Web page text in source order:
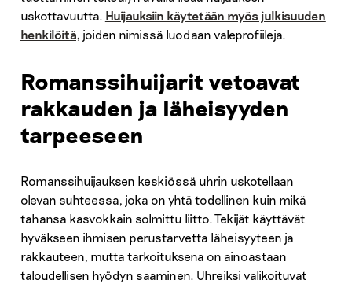
uskottavuutta. Huijauksiin käytetään myös julkisuuden
henkilöitä, joiden nimissä luodaan valeprofiileja.
Romanssihuijarit vetoavat
rakkauden ja läheisyyden
tarpeeseen
Romanssihuijauksen keskiössä uhrin uskotellaan
olevan suhteessa, joka on yhtä todellinen kuin mikä
tahansa kasvokkain solmittu liitto. Tekijät käyttävät
hyväkseen ihmisen perustarvetta läheisyyteen ja
rakkauteen, mutta tarkoituksena on ainoastaan
taloudellisen hyödyn saaminen. Uhreiksi valikoituvat